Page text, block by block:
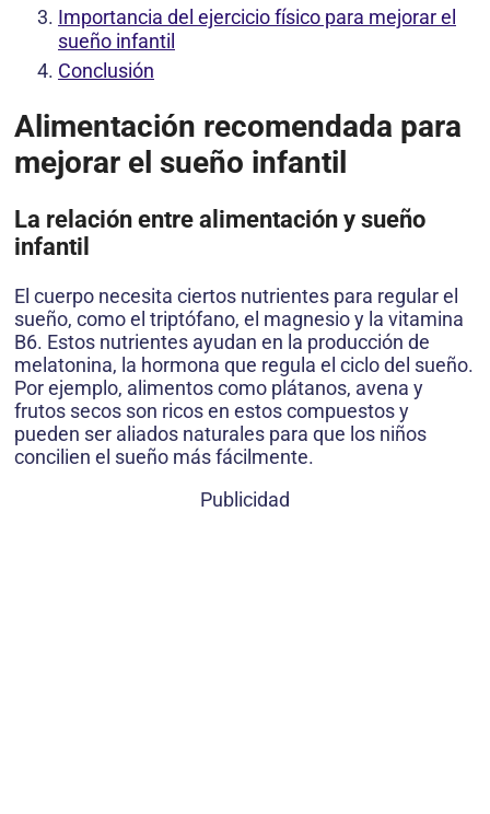
Importancia del ejercicio físico para mejorar el
sueño infantil
Conclusión
Alimentación recomendada para
mejorar el sueño infantil
La relación entre alimentación y sueño
infantil
El cuerpo necesita ciertos nutrientes para regular el
sueño, como el triptófano, el magnesio y la vitamina
B6. Estos nutrientes ayudan en la producción de
melatonina, la hormona que regula el ciclo del sueño.
Por ejemplo, alimentos como plátanos, avena y
frutos secos son ricos en estos compuestos y
pueden ser aliados naturales para que los niños
concilien el sueño más fácilmente.
Publicidad